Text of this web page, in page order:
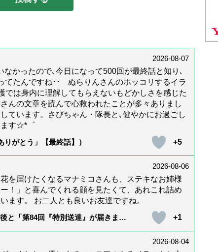
2026-08-07
かったので､今日になって500回が最終話と知り､
たんですね･･ ぬらりんさんのホッコリするイラ
は身内に理解してもらえないもどかしさを感じた
んの文章を読んで心救われたことが多々ありまし
ています。さびちゃん・隊長と､健やかにお過ごし
ます☆*゜
がとう」【最終話】）
+5
2026-08-06
を届けたくなるマナミコさんも、ステキなお姉様
！」と喜んでくれる顔を見たくて、あれこれ詰め
ます。 お二人とも良いお友達ですね。
と「第84回『特別送達』が届きまし
+1
2026-08-04